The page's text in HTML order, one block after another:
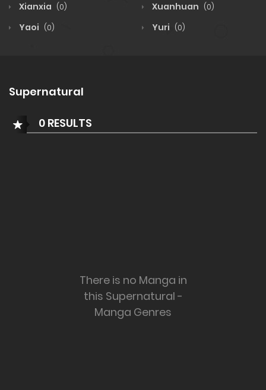
Xianxia (0) Xuanhuan (0)
Yaoi (0) Yuri (0)
Supernatural
0 RESULTS
There is no Manga in
this Supernatural -
Manga Genres